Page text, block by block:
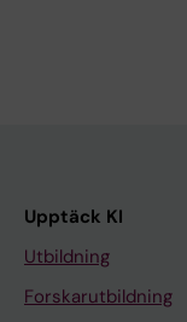
Upptäck KI
Utbildning
Forskarutbildning